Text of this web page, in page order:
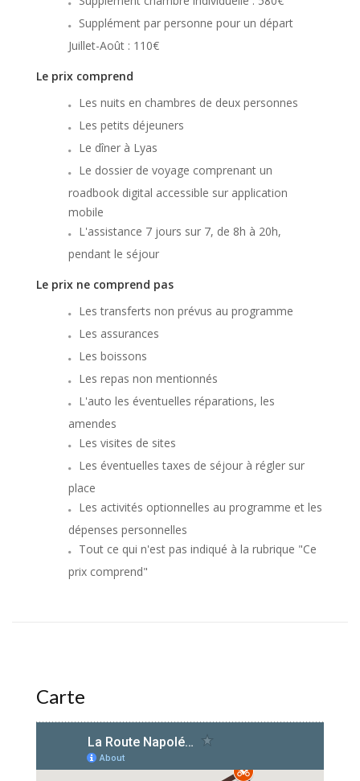
Supplément par personne pour un départ
Juillet-Août : 110€
Le prix comprend
Les nuits en chambres de deux personnes
Les petits déjeuners
Le dîner à Lyas
Le dossier de voyage comprenant un
roadbook digital accessible sur application
mobile
L'assistance 7 jours sur 7, de 8h à 20h,
pendant le séjour
Le prix ne comprend pas
Les transferts non prévus au programme
Les assurances
Les boissons
Les repas non mentionnés
L'auto les éventuelles réparations, les
amendes
Les visites de sites
Les éventuelles taxes de séjour à régler sur
place
Les activités optionnelles au programme et les
dépenses personnelles
Tout ce qui n'est pas indiqué à la rubrique "Ce
prix comprend"
Carte